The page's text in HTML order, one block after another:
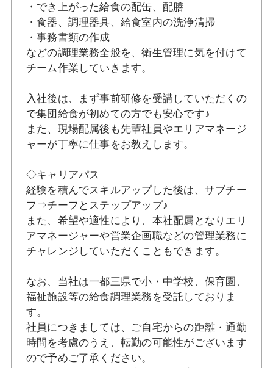
・でき上がった給食の配缶、配膳
・食器、調理器具、給食室内の洗浄清掃
・事務書類の作成
などの調理業務全般を、衛生管理に気を付けて
チーム作業していきます。
入社後は、まず事前研修を受講していただくの
で集団給食が初めての方でも安心です♪
また、現場配属後も先輩社員やエリアマネージ
ャーが丁寧に仕事をお教えします。
◇キャリアパス
経験を積んでスキルアップした後は、サブチー
フ⇒チーフとステップアップ♪
また、希望や適性により、本社配属となりエリ
アマネージャーや営業企画職などの管理業務に
チャレンジしていただくこともできます。
なお、当社は一都三県で小・中学校、保育園、
福祉施設等の給食調理業務を受託しておりま
す。
社員につきましては、ご自宅からの距離・通勤
時間を考慮のうえ、転勤の可能性がございます
ので予めご了承ください。